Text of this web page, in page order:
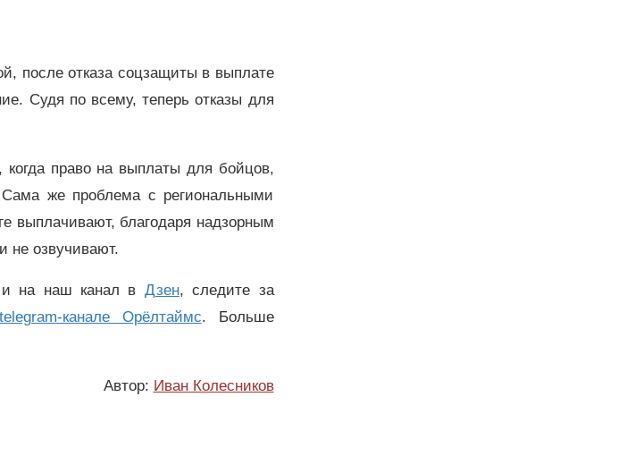
после отказа соцзащиты в выплате
Судя по всему, теперь отказы для
, когда право на выплаты для бойцов,
Сама же проблема с региональными
выплачивают, благодаря надзорным
не озвучивают.
и на наш канал в Дзен, следите за
telegram-канале Орёлтаймс. Больше
Автор: Иван Колесников